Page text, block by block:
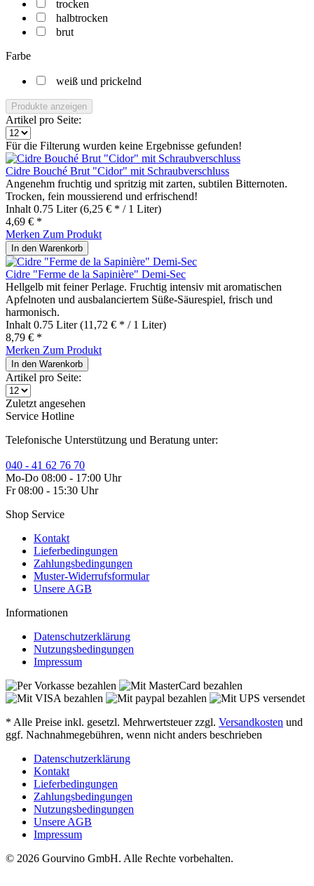
trocken
halbtrocken
brut
Farbe
weiß und prickelnd
Produkte anzeigen
Artikel pro Seite:
Für die Filterung wurden keine Ergebnisse gefunden!
Cidre Bouché Brut "Cidor" mit Schraubverschluss
Angenehm fruchtig und spritzig mit zarten, subtilen Bitternoten.
Trocken, fein moussierend und erfrischend!
Inhalt 0.75 Liter(6,25 € * / 1 Liter)
4,69 € *
Merken Zum Produkt
In den Warenkorb
Cidre "Ferme de la Sapinière" Demi-Sec
Hellgelb mit feiner Perlage. Fruchtig intensiv mit aromatischen
Apfelnoten und ausbalanciertem Süße-Säurespiel, frisch und
harmonisch.
Inhalt 0.75 Liter(11,72 € * / 1 Liter)
8,79 € *
Merken Zum Produkt
In den Warenkorb
Artikel pro Seite:
Zuletzt angesehen
Service Hotline
Telefonische Unterstützung und Beratung unter:
040 - 41 62 76 70
Mo-Do 08:00 - 17:00 Uhr
Fr 08:00 - 15:30 Uhr
Shop Service
Kontakt
Lieferbedingungen
Zahlungsbedingungen
Muster-Widerrufsformular
Unsere AGB
Informationen
Datenschutzerklärung
Nutzungsbedingungen
Impressum
* Alle Preise inkl. gesetzl. Mehrwertsteuer zzgl. Versandkosten und
ggf. Nachnahmegebühren, wenn nicht anders beschrieben
Datenschutzerklärung
Kontakt
Lieferbedingungen
Zahlungsbedingungen
Nutzungsbedingungen
Unsere AGB
Impressum
© 2026 Gourvino GmbH. Alle Rechte vorbehalten.